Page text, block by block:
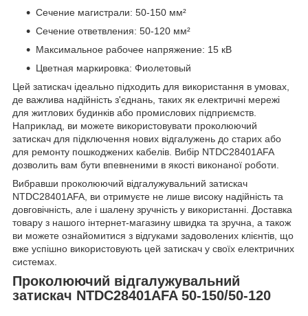
Сечение магистрали: 50-150 мм²
Сечение ответвления: 50-120 мм²
Максимальное рабочее напряжение: 15 кВ
Цветная маркировка: Фиолетовый
Цей затискач ідеально підходить для використання в умовах,
де важлива надійність з'єднань, таких як електричні мережі
для житлових будинків або промислових підприємств.
Наприклад, ви можете використовувати проколюючий
затискач для підключення нових відгалужень до старих або
для ремонту пошкоджених кабелів. Вибір NTDC28401AFA
дозволить вам бути впевненими в якості виконаної роботи.
Вибравши проколюючий відгалужувальний затискач
NTDC28401AFA, ви отримуєте не лише високу надійність та
довговічність, але і шалену зручність у використанні. Доставка
товару з нашого інтернет-магазину швидка та зручна, а також
ви можете ознайомитися з відгуками задоволених клієнтів, що
вже успішно використовують цей затискач у своїх електричних
системах.
Проколюючий відгалужувальний
затискач NTDC28401AFA 50-150/50-120